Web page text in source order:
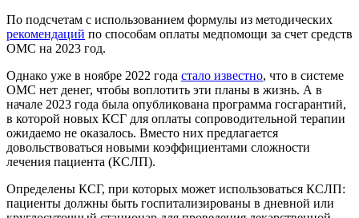
По подсчетам с использованием формулы из методических
рекомендаций по способам оплаты медпомощи за счет средств
ОМС на 2023 год.
Однако уже в ноябре 2022 года стало известно, что в системе
ОМС нет денег, чтобы воплотить эти планы в жизнь. А в
начале 2023 года была опубликована программа госгарантий,
в которой новых КСГ для оплаты сопроводительной терапии
ожидаемо не оказалось. Вместо них предлагается
довольствоваться новыми коэффициентами сложности
лечения пациента (КСЛП).
Определены КСГ, при которых может использоваться КСЛП:
пациенты должны быть госпитализированы в дневной или